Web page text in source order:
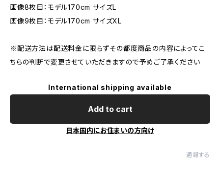
画像8枚目：モデル170cm サイズL
画像9枚目：モデル170cm サイズXL
※配送方法は配送料金に限らずその都度商品の内容によってこ
ちらの判断で変更させていただきますので予めご了承ください
International shipping available
Add to cart
日本国内にお住まいの方向け
通報する